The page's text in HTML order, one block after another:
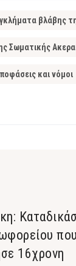
βλάβης
Σωματικής
και νόμοι
που
16χρονη